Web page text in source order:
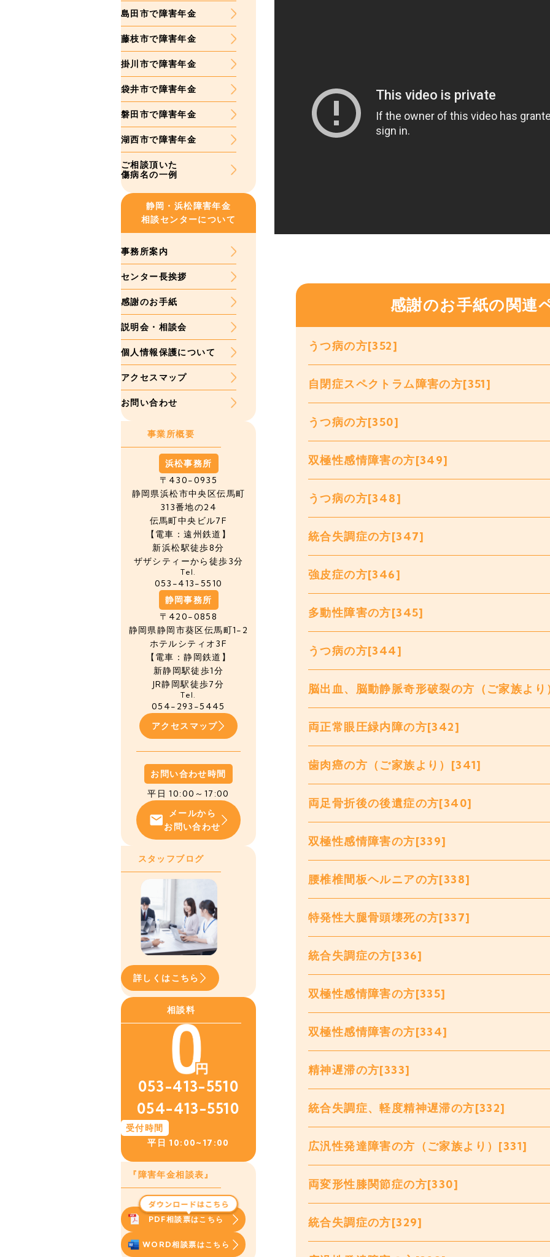
感謝のお手紙の関連
うつ病の方[352]
自閉症スペクトラム障害の方[351]
うつ病の方[350]
双極性感情障害の方[349]
うつ病の方[348]
統合失調症の方[347]
強皮症の方[346]
多動性障害の方[345]
うつ病の方[344]
脳出血、脳動静脈奇形破裂の方（ご家族よ
両正常眼圧緑内障の方[342]
歯肉癌の方（ご家族より）[341]
両足骨折後の後遺症の方[340]
双極性感情障害の方[339]
腰椎椎間板ヘルニアの方[338]
特発性大腿骨頭壊死の方[337]
統合失調症の方[336]
双極性感情障害の方[335]
双極性感情障害の方[334]
精神遅滞の方[333]
統合失調症、軽度精神遅滞の方[332]
広汎性発達障害の方（ご家族より）[331]
両変形性膝関節症の方[330]
統合失調症の方[329]
島田市で障害年金
藤枝市で障害年金
掛川市で障害年金
袋井市で障害年金
磐田市で障害年金
湖西市で障害年金
ご相談頂いた
傷病名の一例
静岡・浜松障害年金
相談センターについて
事務所案内
センター長挨拶
感謝のお手紙
説明会・相談会
個人情報保護について
アクセスマップ
お問い合わせ
事業所概要
浜松事務所
〒430-0935
静岡県浜松市中央区伝馬町
313番地の24
伝馬町中央ビル7F
【電車：遠州鉄道】
新浜松駅徒歩8分
ザザシティーから徒歩3分
Tel.
053-413-5510
静岡事務所
〒420-0858
静岡県静岡市葵区伝馬町1-2
ホテルシティオ3F
【電車：静岡鉄道】
新静岡駅徒歩1分
JR静岡駅徒歩7分
Tel.
054-293-5445
アクセスマップ
お問い合わせ時間
平日 10:00～17:00
メールから
お問い合わせ
スタッフブログ
詳しくはこちら
相談料
053-413-5510
054-413-5510
受付時間
平日 10:00~17:00
『障害年金相談表』
PDF相談票はこちら
WORD相談票はこちら